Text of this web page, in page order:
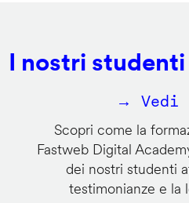
I nostri
→
Scopri come la
Fastweb Digital
dei nostri studenti
testimonianze e la